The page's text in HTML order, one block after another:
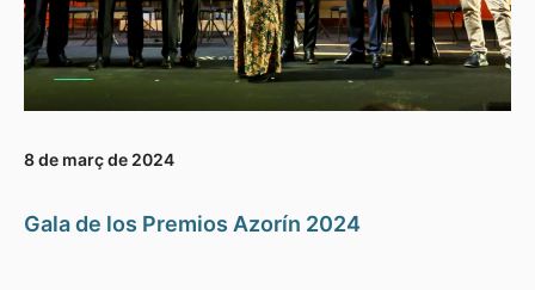
8 de març de 2024
Gala de los Premios Azorín 2024